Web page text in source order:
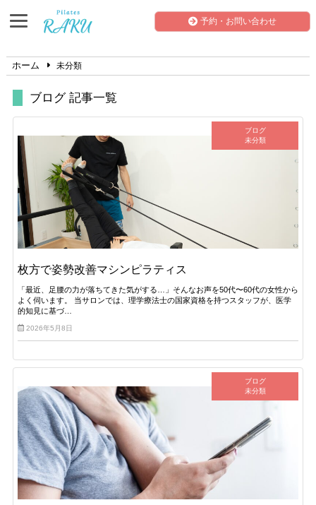
予約・お問い合わせ
ホーム 未分類
ブログ 記事一覧
ブログ
未分類
枚方で姿勢改善マシンピラティス
「最近、足腰の力が落ちてきた気がする…」そんなお声を50代〜60代の女性から
よく伺います。 当サロンでは、理学療法士の国家資格を持つスタッフが、医学
的知見に基づ…
2026年5月8日
ブログ
未分類